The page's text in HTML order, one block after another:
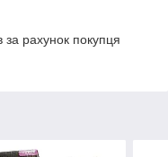
рахунок покупця